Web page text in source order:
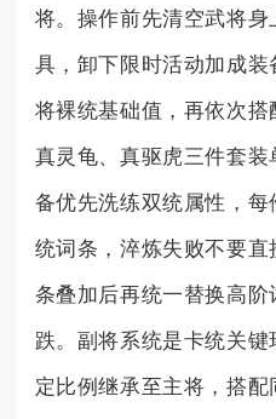
将。操作前先清空武将
具，卸下限时活动加成
将裸统基础值，再依次搭
真灵龟、真驱虎三件套
备优先洗练双统属性，
统词条，淬炼失败不要
条叠加后再统一替换高
跌。副将系统是卡统关
定比例继承至主将，搭